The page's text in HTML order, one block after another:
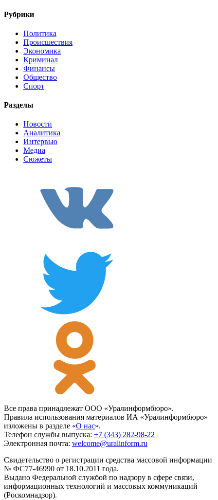
Рубрики
Политика
Происшествия
Экономика
Криминал
Финансы
Общество
Спорт
Разделы
Новости
Аналитика
Интервью
Медиа
Сюжеты
Все права принадлежат ООО «Уралинформбюро».
Правила использования материалов ИА «Уралинформбюро»
изложены в разделе «О нас».
Телефон службы выпуска: +7 (343) 282-98-22
Электронная почта: welcome@uralinform.ru
Свидетельство о регистрации средства массовой информации
№ ФС77-46990 от 18.10.2011 года.
Выдано Федеральной службой по надзору в сфере связи,
информационных технологий и массовых коммуникаций
(Роскомнадзор).